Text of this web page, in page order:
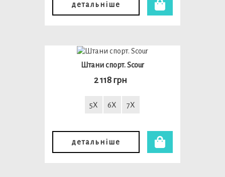
детальніше
Штани спорт. Scour
2 118 грн
5X 6X 7X
детальніше